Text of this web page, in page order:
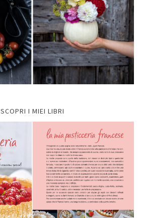
SCOPRI I MIEI LIBRI